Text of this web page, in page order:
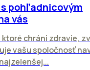
pohľadnicovým
vás
chráni zdravie,
vašu spoločnosť